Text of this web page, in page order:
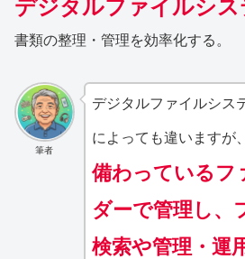
デジタルファイルシス
書類の整理・管理を効率化する。
筆者
デジタルファイルシス
によっても違いますが、
備わっているフ
ダーで管理し、
検索や管理・運